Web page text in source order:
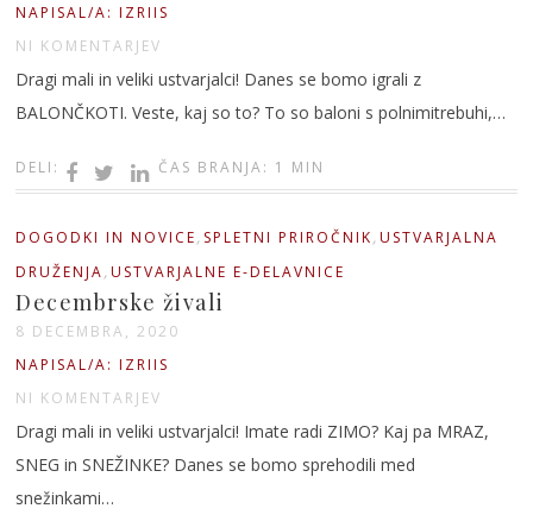
NAPISAL/A: IZRIIS
NI KOMENTARJEV
Dragi mali in veliki ustvarjalci! Danes se bomo igrali z
BALONČKOTI. Veste, kaj so to? To so baloni s polnimitrebuhi,…
DELI: ČAS BRANJA: 1 MIN
DOGODKI IN NOVICE SPLETNI PRIROČNIK ,USTVARJALNA
DRUŽENJA ,USTVARJALNE E-DELAVNICE
Decembrske živali
8 DECEMBRA, 2020
NAPISAL/A: IZRIIS
NI KOMENTARJEV
Dragi mali in veliki ustvarjalci! Imate radi ZIMO? Kaj pa MRAZ,
SNEG in SNEŽINKE? Danes se bomo sprehodili med
snežinkami…